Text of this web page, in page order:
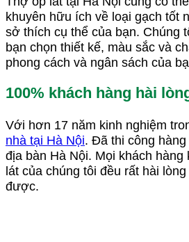
khuyên hữu ích về loại gạch tốt
sở thích cụ thể của bạn. Chúng
bạn chọn thiết kế, màu sắc và
phong cách và ngân sách của
100% khách hàng hài
Với hơn 17 năm kinh nghiệm
nhà tại Hà Nội. Đã thi công
địa bàn Hà Nội. Mọi khách
lát của chúng tôi đều rất hài
được.